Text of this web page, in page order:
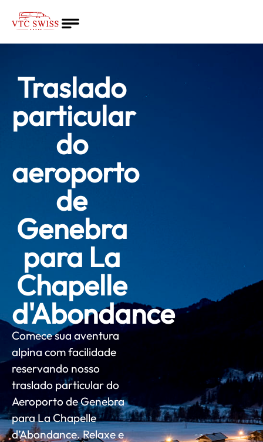
Inicio
Serviços
Português
Traslado
particular
do
aeroporto
de
Genebra
para La
Chapelle
d'Abondance
Comece sua aventura
alpina com facilidade
reservando nosso
traslado particular do
Aeroporto de Genebra
para La Chapelle
d’Abondance. Relaxe e